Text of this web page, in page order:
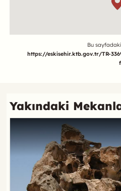
Bu
https://eskisehir.ktb.gov.tr/TR-
Yakındaki